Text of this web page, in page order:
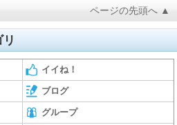
ページの先頭へ ▲
イイね！
ブログ
グループ